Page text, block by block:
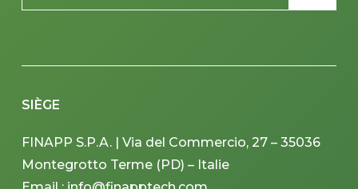
SIÈGE
FINAPP S.P.A. | Via del Commercio, 27 – 35036
Montegrotto Terme (PD) – Italie